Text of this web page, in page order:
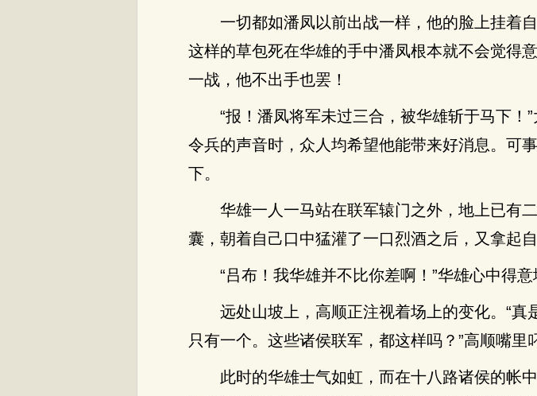
一切都如潘凤以前出战一样，他的脸上挂着
这样的草包死在华雄的手中潘凤根本就不会觉得
一战，他不出手也罢！
“报！潘凤将军未过三合，被华雄斩于马下！
令兵的声音时，众人均希望他能带来好消息。可
下。
华雄一人一马站在联军辕门之外，地上已有
囊，朝着自己口中猛灌了一口烈酒之后，又拿起
“吕布！我华雄并不比你差啊！”华雄心中得意
远处山坡上，高顺正注视着场上的变化。“
只有一个。这些诸侯联军，都这样吗？”高顺嘴里
此时的华雄士气如虹，而在十八路诸侯的帐